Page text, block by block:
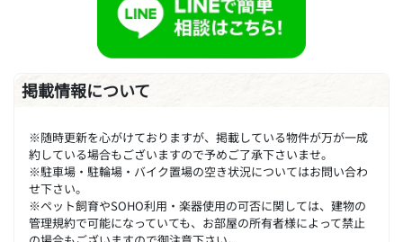
掲載情報について
※随時更新を心がけておりますが、掲載している物件が万が一成
約している場合もございますので予めご了承下さいませ。
※駐車場・駐輪場・バイク置場の空き状況についてはお問い合わ
せ下さい。
※ペット飼育やSOHO利用・楽器使用の可否に関しては、建物の
管理規約で可能になっていても、お部屋の所有者様によって禁止